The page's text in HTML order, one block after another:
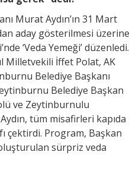
Murat Aydın’ın 31 Mart
aday gösterilmesi üzerine
‘Veda Yemeği’ düzenledi.
Milletvekili İffet Polat, AK
Belediye Başkanı
Belediye Başkan
ve Zeytinburnulu
tüm misafirleri kapıda
çektirdi. Program, Başkan
sürpriz veda